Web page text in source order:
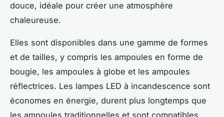
douce, idéale pour créer une atmosphère
chaleureuse.
Elles sont disponibles dans une gamme de formes
et de tailles, y compris les ampoules en forme de
bougie, les ampoules à globe et les ampoules
réflectrices. Les lampes LED à incandescence sont
économes en énergie, durent plus longtemps que